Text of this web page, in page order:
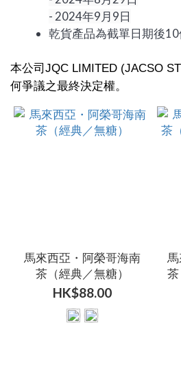
- 2024年9月9日
乾貨產品為截單日期後
本公司JQC LIMITED (JACSO
何爭議之最終決定權。
馬來西亞・阿榮哥海南
茶（經典／無糖）
HK$88.00